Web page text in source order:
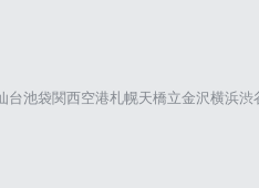
台池袋関西空港札幌天橋立金沢横浜渋